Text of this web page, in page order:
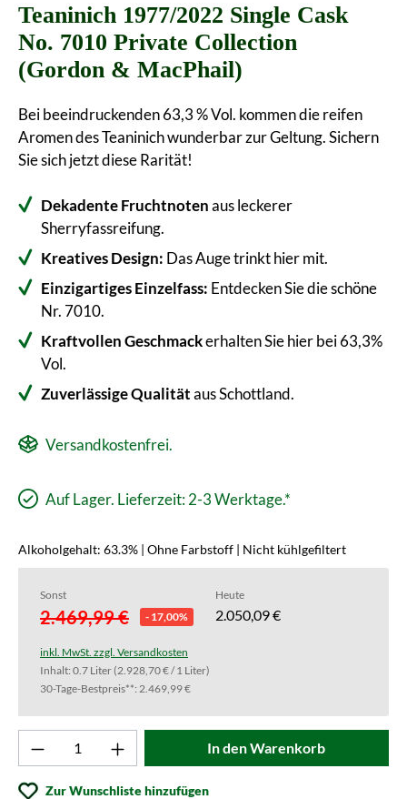
Teaninich 1977/2022 Single Cask
No. 7010 Private Collection
(Gordon & MacPhail)
Bei beeindruckenden 63,3 % Vol. kommen die reifen
Aromen des Teaninich wunderbar zur Geltung. Sichern
Sie sich jetzt diese Rarität!
Dekadente Fruchtnotenaus leckerer
Sherryfassreifung.
Kreatives Design: Das Auge trinkt hier mit.
Einzigartiges Einzelfass: Entdecken Sie die schöne
Nr. 7010.
Kraftvollen Geschmackerhalten Sie hier bei 63,3%
Vol.
Zuverlässige Qualitätaus Schottland.
Versandkostenfrei.
Auf Lager. Lieferzeit: 2-3 Werktage.*
Alkoholgehalt: 63.3% | Ohne Farbstoff | Nicht kühlgefiltert
Sonst
2.469,99 € - 17,00%
Heute
2.050,09 €
inkl. MwSt. zzgl. Versandkosten
Inhalt: 0.7 Liter(2.928,70 € / 1 Liter)
30-Tage-Bestpreis**: 2.469,99 €
Produkt Anzahl: Gib den gewünschten
In den Warenkorb
Zur Wunschliste hinzufügen